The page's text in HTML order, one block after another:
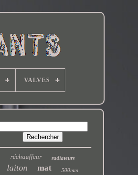
VALVES
réchauffeur radiateurs
laiton mat 500mm